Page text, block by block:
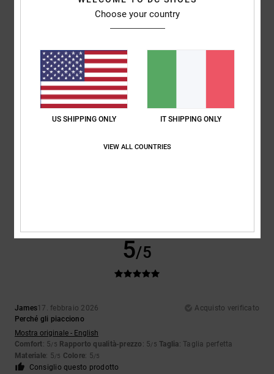
Scarpe per bambini robuste e di buona qualità
Consiglio questo prodotto
3
5/5
James17. febbraio 2026
Acquisto verificato
Perché gli piacciono
Mostra originale - English
Comfort: 5/5 Rapporto qualità-prezzo : 5/5 Taglia: Taglia perfetta
Materiale: 5/5 Colore: 5/5
Consiglio questo prodotto
Choose your country
US SHIPPING ONLY IT SHIPPING ONLY
VIEW ALL COUNTRIES